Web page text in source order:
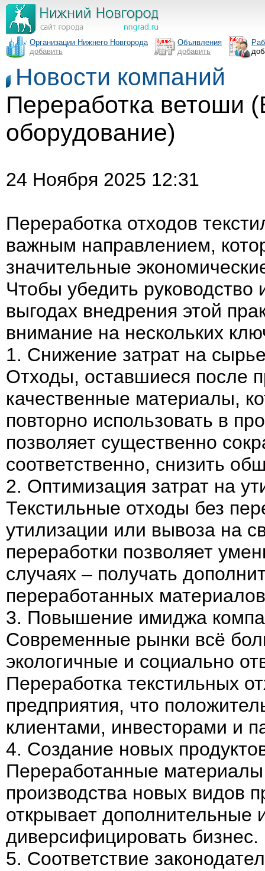
Организации Нижнего Новгорода
добавить
Объявления
добавить
Новости компаний
Переработка ветоши
оборудование)
24 Ноября 2025 12:31
Переработка отходов
важным направлением,
значительные
Чтобы убедить
выгодах внедрения этой
внимание на нескольких
1. Снижение затрат на
Отходы, оставшиеся после
качественные материалы,
повторно использовать в
позволяет существенно
соответственно, снизить
2. Оптимизация затрат на
Текстильные отходы без
утилизации или вывоза на
переработки позволяет
случаях – получать
переработанных
3. Повышение имиджа
Современные рынки всё
экологичные и социально
Переработка текстильных
предприятия, что
клиентами, инвесторами и
4. Создание новых
Переработанные
производства новых видов
открывает дополнительные
диверсифицировать бизнес.
5. Соответствие